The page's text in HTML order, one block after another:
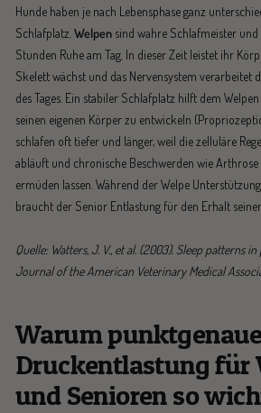
Hunde haben je nach Lebensphase ganz
Schlafplatz. Welpen sind wahre Schlafmeister
Stunden Ruhe am Tag. In dieser Zeit leistet ihr
Skelett wächst und das Nervensystem verarbeitet
des Tages. Ein stabiler Schlafplatz hilft dem
seinen eigenen Körper zu entwickeln
schlafen oft tiefer und länger, weil die zelluläre
abläuft und chronische Beschwerden wie
ermüden lassen. Während der Welpe
braucht der Senior Entlastung für den Erhalt
Quelle: Watters, J. V., et al. (2003). Sleep patterns
Journal of the American Veterinary Medical
Warum
Druckentlastung für
und Senioren so